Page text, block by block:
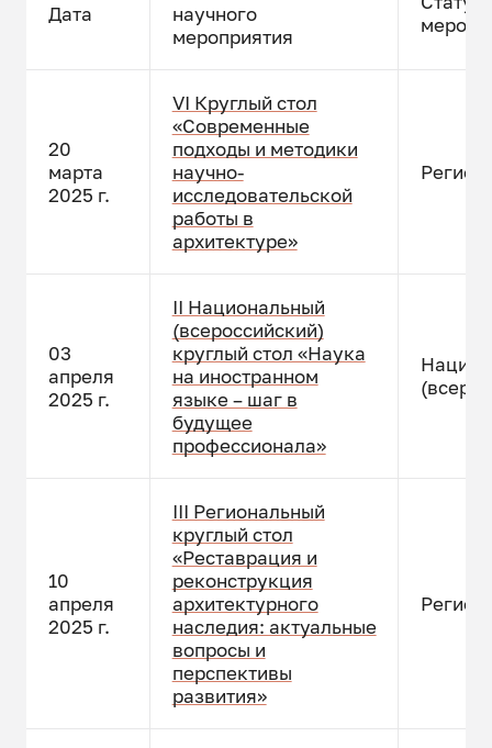
Дата
научного
мероприятия
20
марта
2025 г.
VI Круглый стол
«Современные
подходы и методики
научно-
исследовательской
работы в
архитектуре»
03
апреля
2025 г.
II Национальный
(всероссийский)
круглый стол «Наука
на иностранном
языке – шаг в
будущее
профессионала»
10
апреля
2025 г.
III Региональный
круглый стол
«Реставрация и
реконструкция
архитектурного
наследия: актуальные
вопросы и
перспективы
развития»